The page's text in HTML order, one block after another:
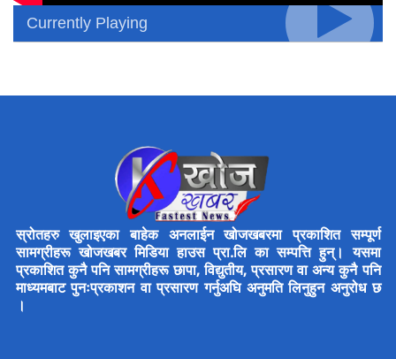
Currently Playing
स्रोतहरु खुलाइएका बाहेक अनलाईन खोजखबरमा प्रकाशित सम्पूर्ण
सामग्रीहरू खोजखबर मिडिया हाउस प्रा.लि का सम्पत्ति हुन्। यसमा
प्रकाशित कुनै पनि सामग्रीहरू छापा, विद्युतीय, प्रसारण वा अन्य कुनै पनि
माध्यमबाट पुनःप्रकाशन वा प्रसारण गर्नुअघि अनुमति लिनुहुन अनुरोध छ
।